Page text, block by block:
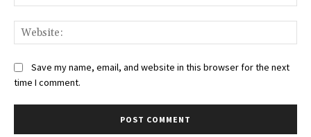
Save my name, email, and website in this browser for the next
time I comment.